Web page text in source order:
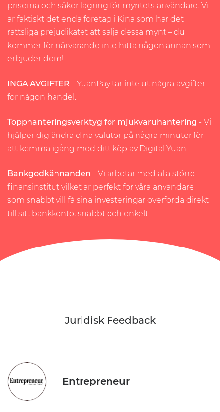
priserna och säker lagring för myntets användare. Vi
är faktiskt det enda företag i Kina som har det
rättsliga prejudikatet att sälja dessa mynt – du
kommer för närvarande inte hitta någon annan som
erbjuder dem!
INGA AVGIFTER - YuanPay tar inte ut några avgifter
för någon handel.
Topphanteringsverktyg för mjukvaruhantering - Vi
hjälper dig ändra dina valutor på några minuter för
att komma igång med ditt köp av Digital Yuan.
Bankgodkännanden - Vi arbetar med alla större
finansinstitut vilket är perfekt för våra användare
som snabbt vill få sina investeringar överförda direkt
till sitt bankkonto, snabbt och enkelt.
Juridisk Feedback
Entrepreneur